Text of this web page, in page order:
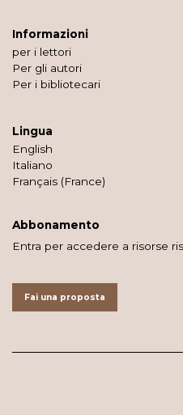
Informazioni
per i lettori
Per gli autori
Per i bibliotecari
Lingua
English
Italiano
Français (France)
Abbonamento
Entra per accedere a risorse
Fai una proposta